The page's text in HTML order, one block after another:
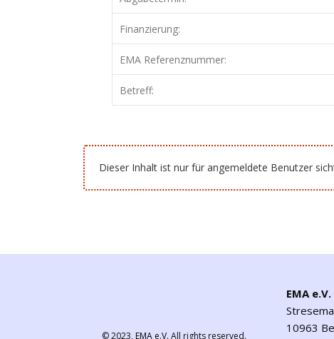
Finanzierung:
EMA Referenznummer:
Betreff:
Dieser Inhalt ist nur für angemeldete Benutzer
© 2023,EMA e.V. All rights reserved.
EMA e.V.
10963